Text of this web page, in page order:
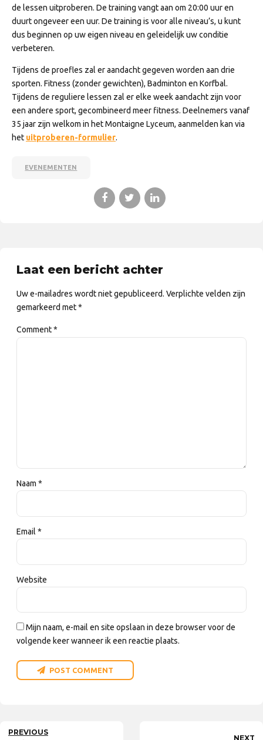
de lessen uitproberen. De training vangt aan om 20:00 uur en
duurt ongeveer een uur. De training is voor alle niveau’s, u kunt
dus beginnen op uw eigen niveau en geleidelijk uw conditie
verbeteren.
Tijdens de proefles zal er aandacht gegeven worden aan drie
sporten. Fitness (zonder gewichten), Badminton en Korfbal.
Tijdens de reguliere lessen zal er elke week aandacht zijn voor
een andere sport, gecombineerd meer fitness. Deelnemers vanaf
35 jaar zijn welkom in het Montaigne Lyceum, aanmelden kan via
het uitproberen-formulier.
EVENEMENTEN
Laat een bericht achter
Uw e-mailadres wordt niet gepubliceerd. Verplichte velden zijn
gemarkeerd met *
Comment*
Naam *
Email *
Website
Mijn naam, e-mail en site opslaan in deze browser voor de
volgende keer wanneer ik een reactie plaats.
POST COMMENT
PREVIOUS
NEXT